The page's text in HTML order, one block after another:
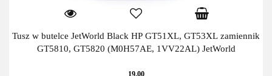
Tusz w butelce JetWorld Black HP GT51XL, GT53XL zamiennik
GT5810, GT5820 (M0H57AE, 1VV22AL) JetWorld
19.00